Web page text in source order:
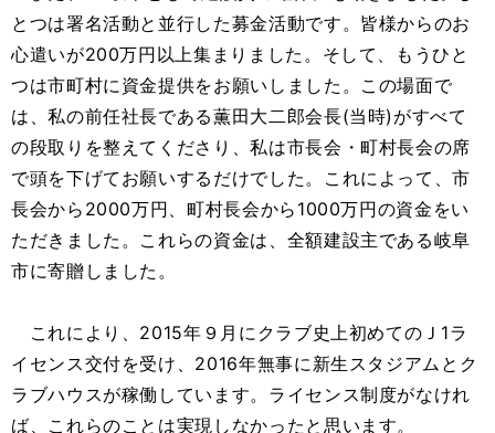
とつは署名活動と並行した募金活動です。皆様からのお
心遣いが200万円以上集まりました。そして、もうひと
つは市町村に資金提供をお願いしました。この場面で
は、私の前任社長である薫田大二郎会長(当時)がすべて
の段取りを整えてくださり、私は市長会・町村長会の席
で頭を下げてお願いするだけでした。これによって、市
長会から2000万円、町村長会から1000万円の資金をい
ただきました。これらの資金は、全額建設主である岐阜
市に寄贈しました。
これにより、2015年９月にクラブ史上初めてのＪ1ラ
イセンス交付を受け、2016年無事に新生スタジアムとク
ラブハウスが稼働しています。ライセンス制度がなけれ
ば、これらのことは実現しなかったと思います。